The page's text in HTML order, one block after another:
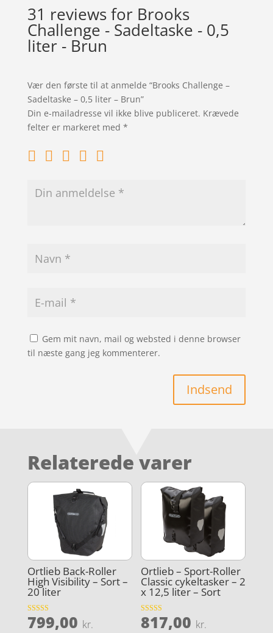
31 reviews for Brooks
Challenge - Sadeltaske - 0,5
liter - Brun
Vær den første til at anmelde “Brooks Challenge –
Sadeltaske – 0,5 liter – Brun”
Din e-mailadresse vil ikke blive publiceret. Krævede
felter er markeret med *
Gem mit navn, mail og websted i denne browser
til næste gang jeg kommenterer.
Indsend
Relaterede varer
Ortlieb Back-Roller
High Visibility – Sort –
20 liter
Vurderet
3.9
799,00 kr.
Ortlieb – Sport-Roller
Classic cykeltasker – 2
x 12,5 liter – Sort
Vurderet
5
817,00 kr.